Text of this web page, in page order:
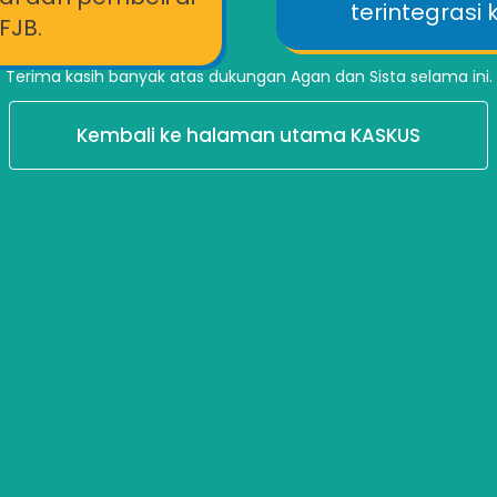
terintegrasi
Terima kasih banyak atas dukungan Agan dan Sista selama ini.
Kembali ke halaman utama KASKUS